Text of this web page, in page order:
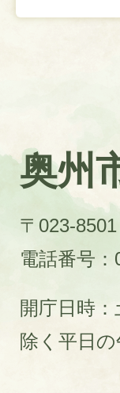
奥州
〒023-
電話番号
開庁日時
除く平日